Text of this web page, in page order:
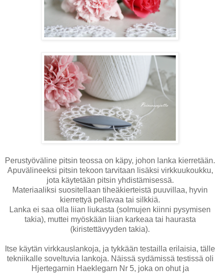
Perustyöväline pitsin teossa on käpy, johon lanka kierretään.
Apuvälineeksi pitsin tekoon tarvitaan lisäksi virkkuukoukku,
jota käytetään pitsin yhdistämisessä.
Materiaaliksi suositellaan tiheäkierteistä puuvillaa, hyvin
kierrettyä pellavaa tai silkkiä.
Lanka ei saa olla liian liukasta (solmujen kiinni pysymisen
takia), muttei myöskään liian karkeaa tai haurasta
(kiristettävyyden takia).
Itse käytän virkkauslankoja, ja tykkään testailla erilaisia, tälle
tekniikalle soveltuvia lankoja. Näissä sydämissä testissä oli
Hjertegarnin Haeklegarn Nr 5, joka on ohut ja